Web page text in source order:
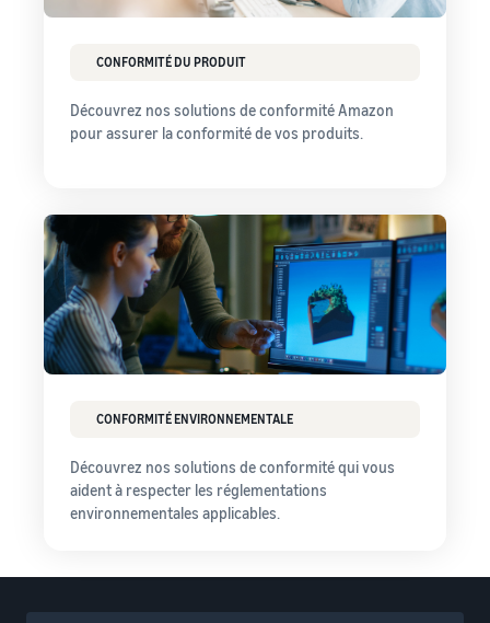
CONFORMITÉ DU PRODUIT
Découvrez nos solutions de conformité Amazon
pour assurer la conformité de vos produits.
CONFORMITÉ ENVIRONNEMENTALE
Découvrez nos solutions de conformité qui vous
aident à respecter les réglementations
environnementales applicables.